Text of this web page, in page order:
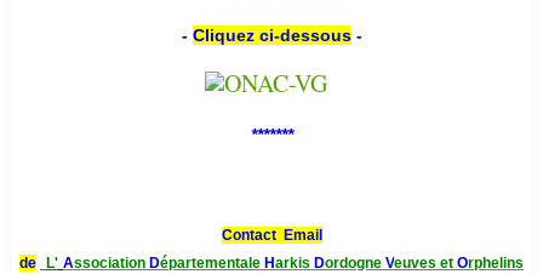
- Cliquez ci-dessous-
*******
Contact Email
de
L' Association Départementale Harkis Dordogne Veuves et Orphelins